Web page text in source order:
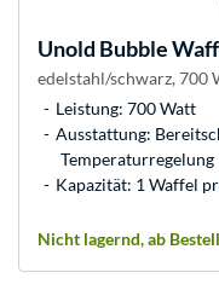
Unold Bubble
edelstahl/schwarz, 700
Leistung: 700 Watt
Ausstattung:
Temperaturregelung
Kapazität: 1 Waffel
Nicht lagernd, ab